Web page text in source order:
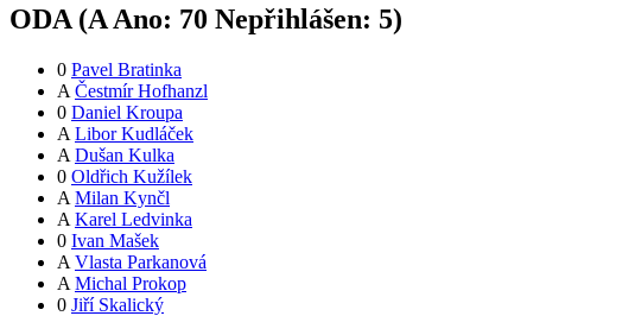
ODA (A Ano: 70 Nepřihlášen: 5)
0 Pavel Bratinka
A Čestmír Hofhanzl
0 Daniel Kroupa
A Libor Kudláček
A Dušan Kulka
0 Oldřich Kužílek
A Milan Kynčl
A Karel Ledvinka
0 Ivan Mašek
A Vlasta Parkanová
A Michal Prokop
0 Jiří Skalický